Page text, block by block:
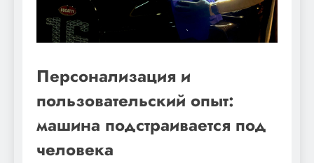
Персонализация и
пользовательский опыт:
машина подстраивается под
человека